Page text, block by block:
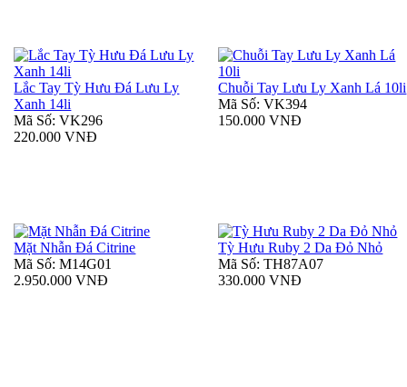
Lắc Tay Tỳ Hưu Đá Lưu Ly
Xanh 14li
Mã Số: VK296
220.000 VNĐ
Chuỗi Tay Lưu Ly Xanh Lá 10li
Mã Số: VK394
150.000 VNĐ
Mặt Nhẫn Đá Citrine
Mã Số: M14G01
2.950.000 VNĐ
Tỳ Hưu Ruby 2 Da Đỏ Nhỏ
Mã Số: TH87A07
330.000 VNĐ